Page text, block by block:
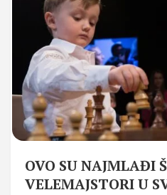
OVO SU NAJMLAĐI
VELEMAJSTORI U